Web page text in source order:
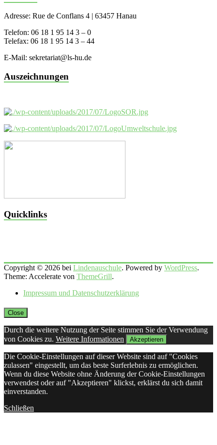
Adresse: Rue de Conflans 4 | 63457 Hanau
Telefon: 06 18 1 95 14 3 – 0
Telefax: 06 18 1 95 14 3 – 44
E-Mail: sekretariat@ls-hu.de
Auszeichnungen
Quicklinks
Copyright © 2026 bei Lindenauschule. Powered by WordPress.
Theme: Accelerate von ThemeGrill.
Impressum und Datenschutzerklärung
Close
Durch die weitere Nutzung der Seite stimmen Sie der Verwendung
von Cookies zu. Weitere Informationen Akzeptieren
Die Cookie-Einstellungen auf dieser Website sind auf "Cookies
zulassen" eingestellt, um das beste Surferlebnis zu ermöglichen.
Wenn du diese Website ohne Änderung der Cookie-Einstellungen
verwendest oder auf "Akzeptieren" klickst, erklärst du sich damit
einverstanden.
Schließen